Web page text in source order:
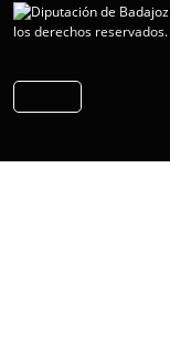
los derechos reservados.